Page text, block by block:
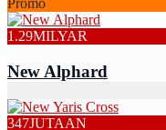
Promo
1.29MILYAR
New Alphard
347JUTAAN